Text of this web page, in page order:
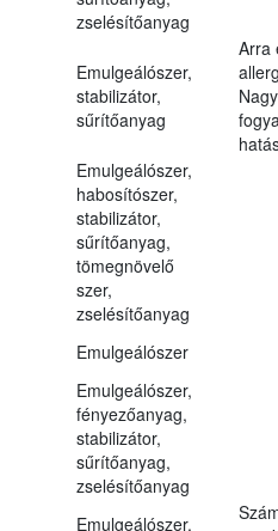
zselésítőanyag
Emulgeálószer,
stabilizátor,
sűrítőanyag
Arra
Emulgeálószer,
habosítószer,
stabilizátor,
sűrítőanyag,
tömegnövelő
szer,
zselésítőanyag
Emulgeálószer
Emulgeálószer,
fényezőanyag,
stabilizátor,
sűrítőanyag,
zselésítőanyag
Emulgeálószer,